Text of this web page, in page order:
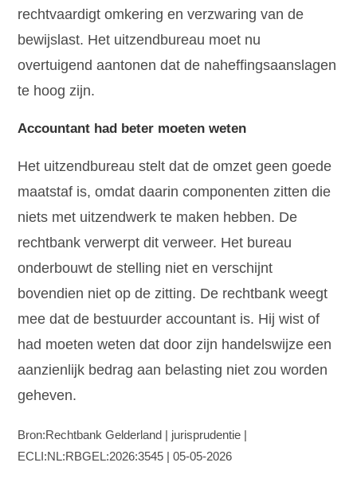
rechtvaardigt omkering en verzwaring van de
bewijslast. Het uitzendbureau moet nu
overtuigend aantonen dat de naheffingsaanslagen
te hoog zijn.
Accountant had beter moeten weten
Het uitzendbureau stelt dat de omzet geen goede
maatstaf is, omdat daarin componenten zitten die
niets met uitzendwerk te maken hebben. De
rechtbank verwerpt dit verweer. Het bureau
onderbouwt de stelling niet en verschijnt
bovendien niet op de zitting. De rechtbank weegt
mee dat de bestuurder accountant is. Hij wist of
had moeten weten dat door zijn handelswijze een
aanzienlijk bedrag aan belasting niet zou worden
geheven.
Bron:Rechtbank Gelderland | jurisprudentie |
ECLI:NL:RBGEL:2026:3545 | 05-05-2026